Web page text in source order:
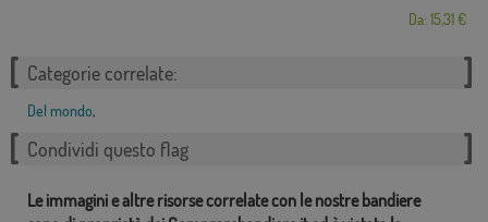
Da: 15,31 €
Categorie correlate:
Del mondo,
Condividi questo flag
Le immagini e altre risorse correlate con le nostre bandiere